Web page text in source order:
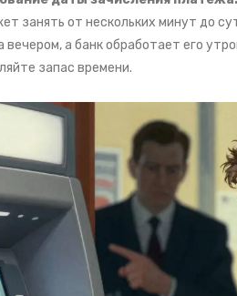
занять от нескольких минут до
вечером, а банк обработает его
запас времени.